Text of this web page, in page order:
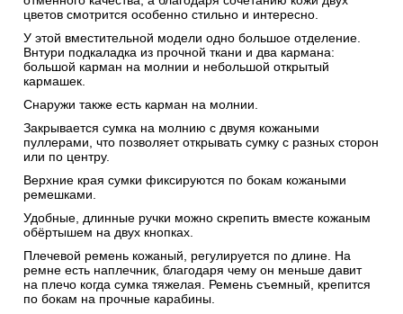
цветов смотрится особенно стильно и интересно.
У этой вместительной модели одно большое отделение.
Внтури подкаладка из прочной ткани и два кармана:
большой карман на молнии и небольшой открытый
кармашек.
Снаружи также есть карман на молнии.
Закрывается сумка на молнию с двумя кожаными
пуллерами, что позволяет открывать сумку с разных сторон
или по центру.
Верхние края сумки фиксируются по бокам кожаными
ремешками.
Удобные, длинные ручки можно скрепить вместе кожаным
обёртышем на двух кнопках.
Плечевой ремень кожаный, регулируется по длине. На
ремне есть наплечник, благодаря чему он меньше давит
на плечо когда сумка тяжелая. Ремень съемный, крепится
по бокам на прочные карабины.